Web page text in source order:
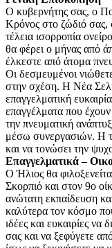
Ο κυβερνήτης σας, ο
Κρόνος στο ζώδιό σας,
τέλεια ισορροπία
θα φέρει ο μήνας από
έλκεστε από άτομα
Οι δεσμευμένοι
στην σχέση. Η Νέα
επαγγελματική
επαγγέλματα που έχουν
την πνευματική
μέσω συνεργασιών. Η
και να τονώσει την
Επαγγελματικά –
Ο Ήλιος θα
Σκορπιό και στον 9ο
ανώτατη εκπαίδευση
καλύτερα τον κόσμο
ιδέες και ευκαιρίες να
σας και να ξεφύγετε